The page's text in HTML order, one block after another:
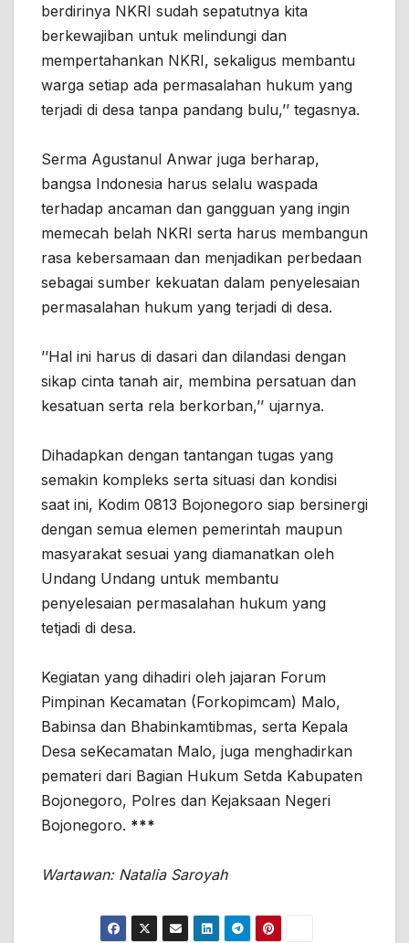
berdirinya NKRI sudah sepatutnya kita
berkewajiban untuk melindungi dan
mempertahankan NKRI, sekaligus membantu
warga setiap ada permasalahan hukum yang
terjadi di desa tanpa pandang bulu,’’ tegasnya.
Serma Agustanul Anwar juga berharap,
bangsa Indonesia harus selalu waspada
terhadap ancaman dan gangguan yang ingin
memecah belah NKRI serta harus membangun
rasa kebersamaan dan menjadikan perbedaan
sebagai sumber kekuatan dalam penyelesaian
permasalahan hukum yang terjadi di desa.
’’Hal ini harus di dasari dan dilandasi dengan
sikap cinta tanah air, membina persatuan dan
kesatuan serta rela berkorban,’’ ujarnya.
Dihadapkan dengan tantangan tugas yang
semakin kompleks serta situasi dan kondisi
saat ini, Kodim 0813 Bojonegoro siap bersinergi
dengan semua elemen pemerintah maupun
masyarakat sesuai yang diamanatkan oleh
Undang Undang untuk membantu
penyelesaian permasalahan hukum yang
tetjadi di desa.
Kegiatan yang dihadiri oleh jajaran Forum
Pimpinan Kecamatan (Forkopimcam) Malo,
Babinsa dan Bhabinkamtibmas, serta Kepala
Desa seKecamatan Malo, juga menghadirkan
pemateri dari Bagian Hukum Setda Kabupaten
Bojonegoro, Polres dan Kejaksaan Negeri
Bojonegoro. ***
Wartawan: Natalia Saroyah